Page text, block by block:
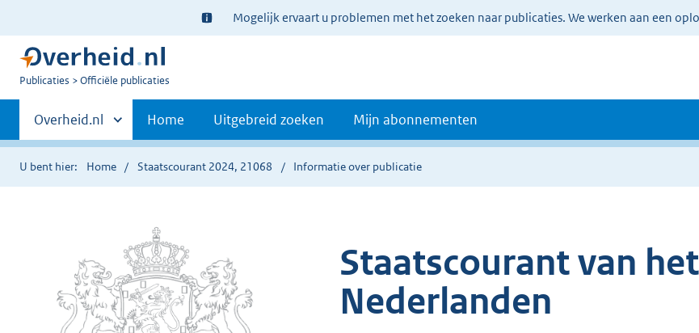
Ter
informatie:
Mogelijk ervaart u problemen met het zoeken naar publicaties. We werken aan een
U
Publicaties Officiële publicaties
Primaire
navigatie
Andere
sites
binnen
Overheid.nl Home Uitgebreid zoeken Mijn abonnementen
U bent hier: Home Staatscourant 2024, 21068 Informatie over publicatie
Staatscourant van
Nederlanden